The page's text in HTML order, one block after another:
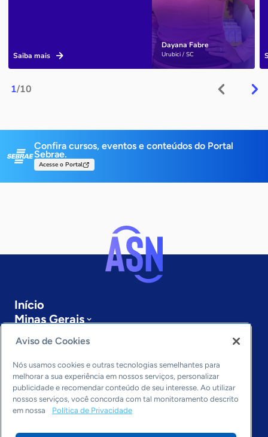
1/10
Dayana Fabre
Urubici / SC
Saiba mais
Confira cursos, eventos e conteúdos do Portal
Sebrae.
Acesse o Portal
Início
Minas Gerais
Sobre a ASN
Últimas notícias
Entre em contato
Editorias
Economia & Política
Inovação & Tecnologia
Cultura empreendedora
Aviso de Cookies
Nós usamos cookies e outras tecnologias semelhantes para
melhorar a sua experiência em nossos serviços, personalizar
publicidade e recomendar conteúdo de seu interesse. Ao utilizar
nossos serviços, você concorda com tal monitoramento descrito
em nossa
Política de Privacidade